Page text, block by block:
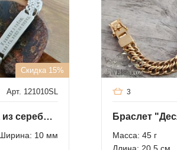
Скидка 15%
Арт. 121010SL
Браслет Десятка из серебра с пластиной
10 мм
3
Масса: 45 г
Длина: 20.5 см